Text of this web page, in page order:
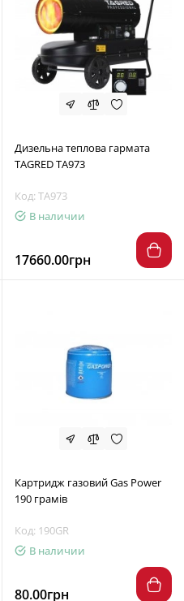
Дизельна теплова гармата
TAGRED TA973
Код: TA973
В наличии
17660.00грн
Картридж газовий Gas Power
190 грамів
Код: 190GR
В наличии
80.00грн